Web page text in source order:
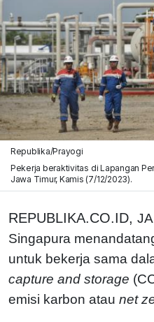
Republika/Prayogi
Pekerja beraktivitas di Lapangan
Jawa Timur, Kamis (7/12/2023).
REPUBLIKA.CO.ID,
Singapura
untuk bekerja sama
capture and storage
emisi karbon atau net